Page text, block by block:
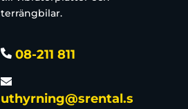
terrängbilar.
08-211 811
uthyrning@srental.s